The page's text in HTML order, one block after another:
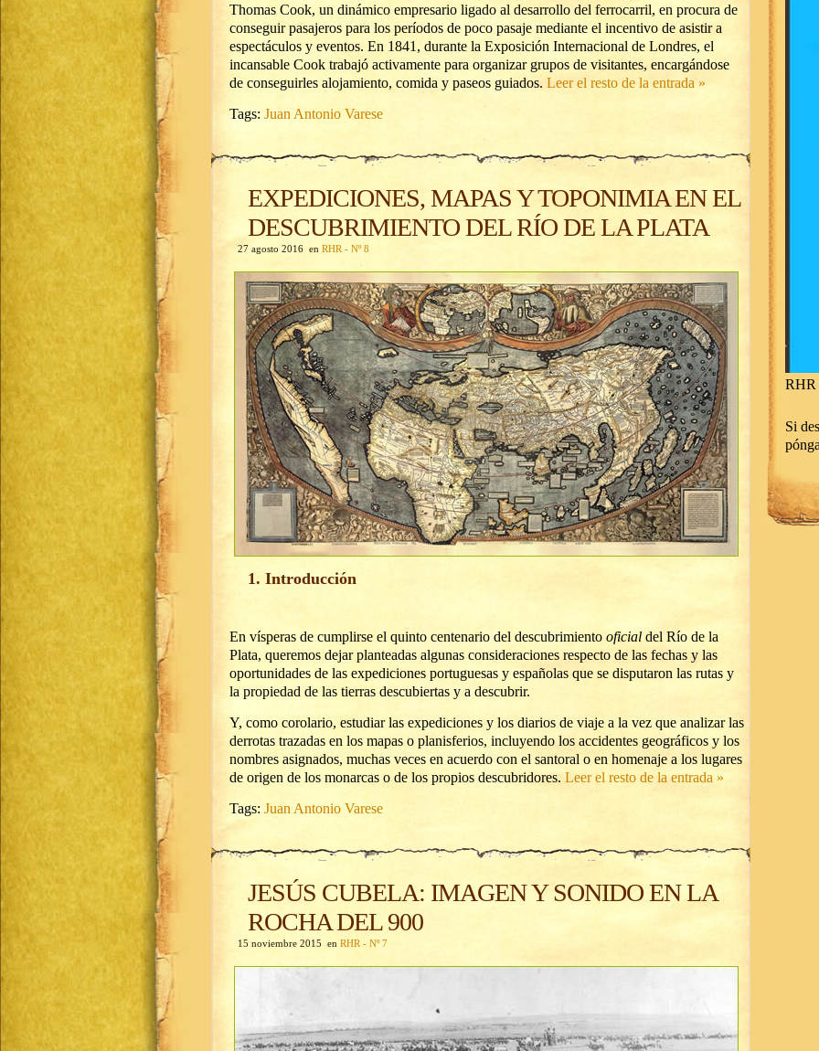
Thomas Cook, un dinámico empresario ligado al desarrollo del ferrocarril, en procura de
conseguir pasajeros para los períodos de poco pasaje mediante el incentivo de asistir a
espectáculos y eventos. En 1841, durante la Exposición Internacional de Londres, el
incansable Cook trabajó activamente para organizar grupos de visitantes, encargándose
de conseguirles alojamiento, comida y paseos guiados. Leer el resto de la entrada »
Tags: Juan Antonio Varese
EXPEDICIONES, MAPAS Y TOPONIMIA EN EL
DESCUBRIMIENTO DEL RÍO DE LA PLATA
27 agosto 2016 en RHR - Nº 8
1. Introducción
En vísperas de cumplirse el quinto centenario del descubrimiento oficial del Río de la
Plata, queremos dejar planteadas algunas consideraciones respecto de las fechas y las
oportunidades de las expediciones portuguesas y españolas que se disputaron las rutas y
la propiedad de las tierras descubiertas y a descubrir.
Y, como corolario, estudiar las expediciones y los diarios de viaje a la vez que analizar las
derrotas trazadas en los mapas o planisferios, incluyendo los accidentes geográficos y los
nombres asignados, muchas veces en acuerdo con el santoral o en homenaje a los lugares
de origen de los monarcas o de los propios descubridores. Leer el resto de la entrada »
Tags: Juan Antonio Varese
JESÚS CUBELA: IMAGEN Y SONIDO EN LA
ROCHA DEL 900
15 noviembre 2015 en RHR - Nº 7
RHR
Si